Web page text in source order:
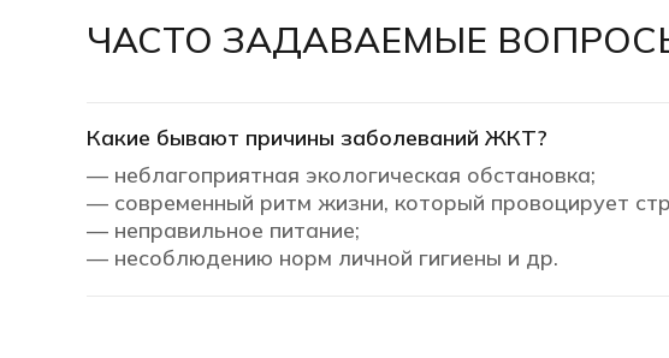
ЧАСТО ЗАДАВАЕМЫЕ
Какие бывают причины заболеваний ЖКТ?
— неблагоприятная экологическая обстановка;
— современный ритм жизни, который провоцирует
— неправильное питание;
— несоблюдению норм личной гигиены и др.